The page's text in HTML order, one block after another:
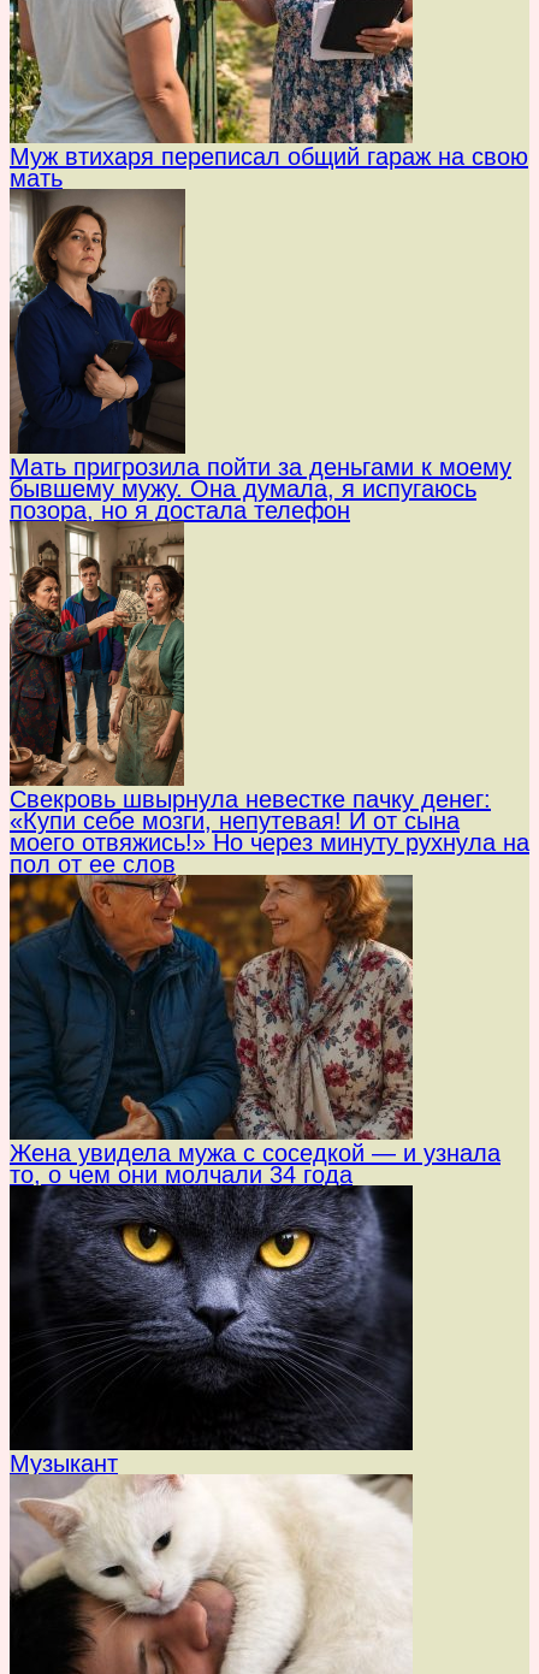
Муж втихаря переписал общий гараж на свою
мать
Мать пригрозила пойти за деньгами к моему
бывшему мужу. Она думала, я испугаюсь
позора, но я достала телефон
Свекровь швырнула невестке пачку денег:
«Купи себе мозги, непутевая! И от сына
моего отвяжись!» Но через минуту рухнула на
пол от ее слов
Жена увидела мужа с соседкой — и узнала
то, о чем они молчали 34 года
Музыкант